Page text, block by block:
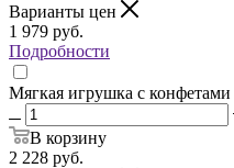
Варианты цен
1 979 руб.
Подробности
Мягкая игрушка с
В корзину
2 228 руб.